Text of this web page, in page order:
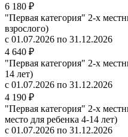
6 180 ₽
"Первая категория" 2-х
взрослого)
с 01.07.2026 по 31.12.2026
4 640 ₽
"Первая категория" 2-х
14 лет)
с 01.07.2026 по 31.12.2026
4 190 ₽
"Первая категория" 2-х
место для ребенка 4-14 лет)
с 01.07.2026 по 31.12.2026